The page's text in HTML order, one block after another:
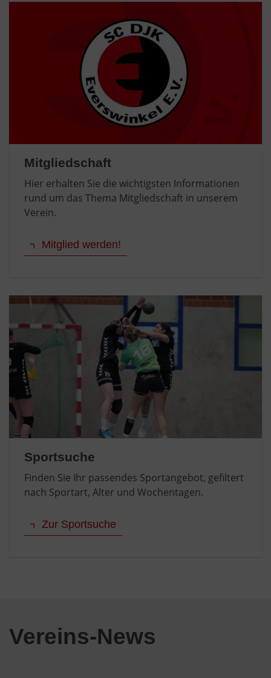
Mitgliedschaft
Hier erhalten Sie die wichtigsten Informationen
rund um das Thema Mitgliedschaft in unserem
Verein.
Mitglied werden!
Sportsuche
Finden Sie Ihr passendes Sportangebot, gefiltert
nach Sportart, Alter und Wochentagen.
Zur Sportsuche
Vereins-News